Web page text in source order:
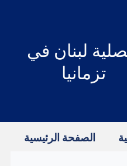
لبنان في
تزمانيا
الصفحة الرئيسية